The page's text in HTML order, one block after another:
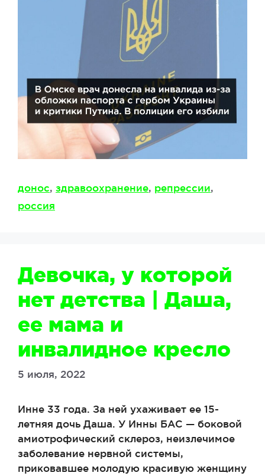
Метки
донос, здравоохранение, репрессии,
россия
Девочка, у которой
нет детства | Даша,
ее мама и
инвалидное кресло
5 июля, 2022
Инне 33 года. За ней ухаживает ее 15-
летняя дочь Даша. У Инны БАС — боковой
амиотрофический склероз, неизлечимое
заболевание нервной системы,
приковавшее молодую красивую женщину